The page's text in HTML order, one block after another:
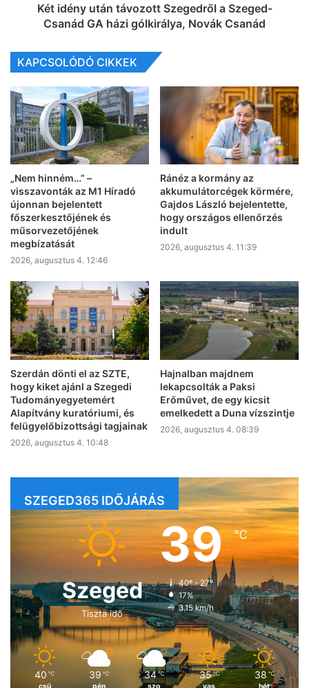
Két idény után távozott Szegedről a Szeged-
Csanád GA házi gólkirálya, Novák Csanád
KAPCSOLÓDÓ CIKKEK
„Nem hinném…” –
visszavonták az M1 Híradó
újonnan bejelentett
főszerkesztőjének és
műsorvezetőjének
megbízatását
2026, augusztus 4. 12:46
Ránéz a kormány az
akkumulátorcégek körmére,
Gajdos László bejelentette,
hogy országos ellenőrzés
indult
2026, augusztus 4. 11:39
Szerdán dönti el az SZTE,
hogy kiket ajánl a Szegedi
Tudományegyetemért
Alapítvány kuratóriumi, és
felügyelőbizottsági tagjainak
2026, augusztus 4. 10:48
Hajnalban majdnem
lekapcsolták a Paksi
Erőművet, de egy kicsit
emelkedett a Duna vízszintje
2026, augusztus 4. 08:39
SZEGED365 IDŐJÁRÁS
Szeged
Tiszta idő
39℃
40º - 27º
17%
3.15 km/h
40 ℃
csü
39 ℃
pén
34 ℃
szo
35 ℃
vas
38 ℃
hét